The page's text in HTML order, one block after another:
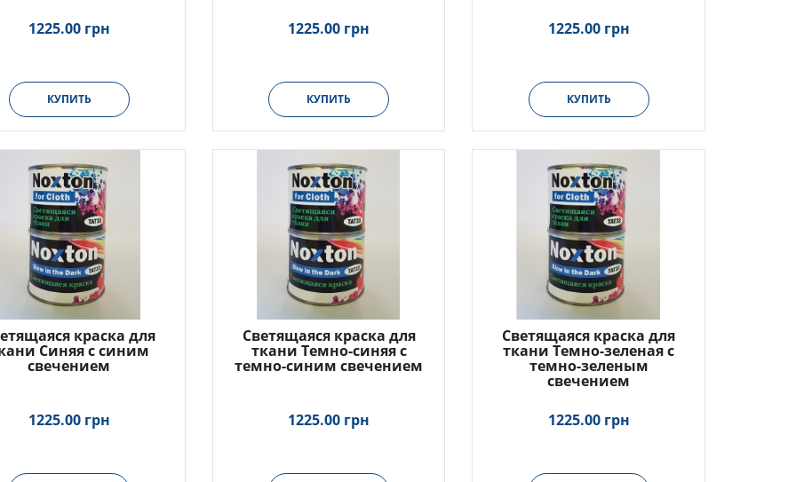
1225.00 грн
КУПИТЬ
1225.00 грн
КУПИТЬ
1225.00 грн
КУПИТЬ
краска для
Синяя с синим
свечением
1225.00 грн
Светящаяся краска для
ткани Темно-синяя с
темно-синим свечением
1225.00 грн
Светящаяся краска для
ткани Темно-зеленая с
темно-зеленым
свечением
1225.00 грн